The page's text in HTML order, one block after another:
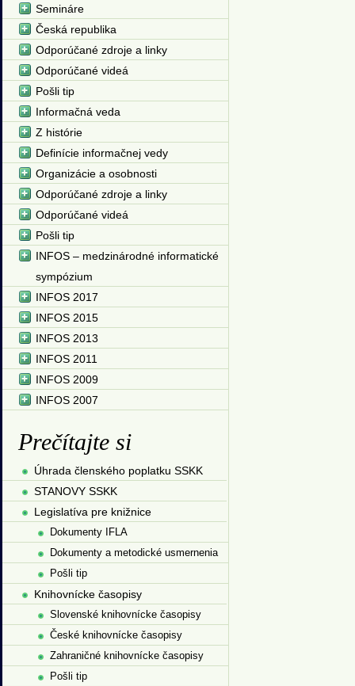
Semináre
Česká republika
Odporúčané zdroje a linky
Odporúčané videá
Pošli tip
Informačná veda
Z histórie
Definície informačnej vedy
Organizácie a osobnosti
Odporúčané zdroje a linky
Odporúčané videá
Pošli tip
INFOS – medzinárodné informatické
sympózium
INFOS 2017
INFOS 2015
INFOS 2013
INFOS 2011
INFOS 2009
INFOS 2007
Prečítajte si
Úhrada členského poplatku SSKK
STANOVY SSKK
Legislatíva pre knižnice
Dokumenty IFLA
Dokumenty a metodické usmernenia
Pošli tip
Knihovnícke časopisy
Slovenské knihovnícke časopisy
České knihovnícke časopisy
Zahraničné knihovnícke časopisy
Pošli tip